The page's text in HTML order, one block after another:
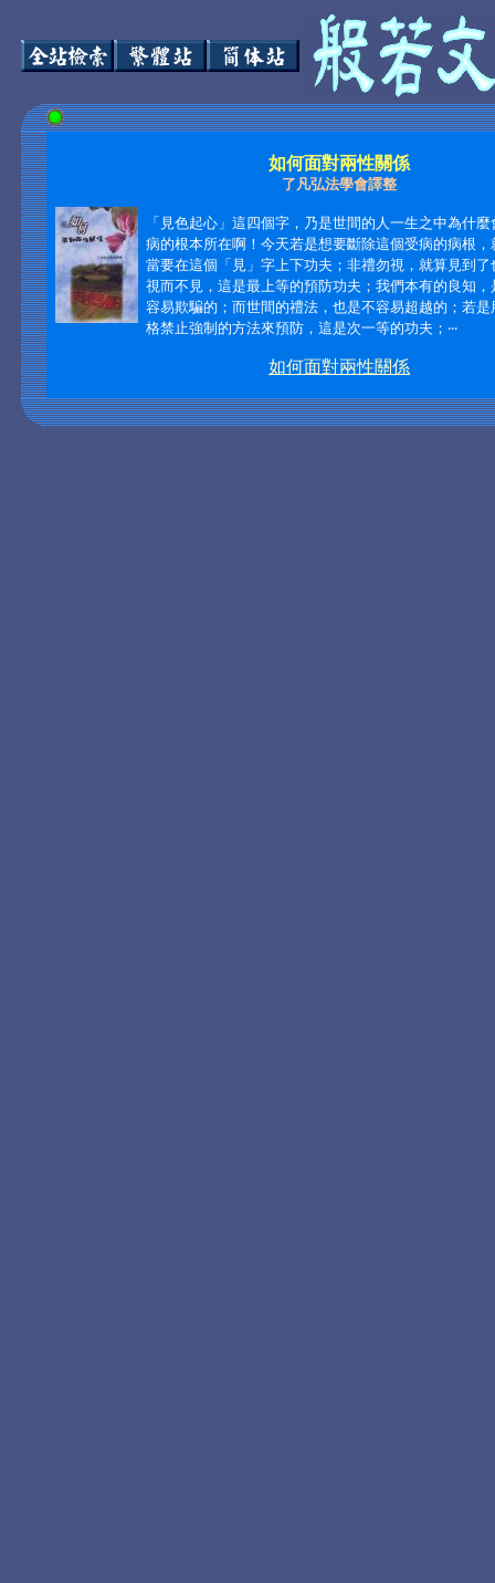
如何面對兩性關係
了凡弘法學會譯整
「見色起心」這四個字，乃是世間的人一生之中為什麼
病的根本所在啊！今天若是想要斷除這個受病的病根，
當要在這個「見」字上下功夫；非禮勿視，就算見到了
視而不見，這是最上等的預防功夫；我們本有的良知，
容易欺騙的；而世間的禮法，也是不容易超越的；若是
格禁止強制的方法來預防，這是次一等的功夫； ‧‧‧
如何面對兩性關係